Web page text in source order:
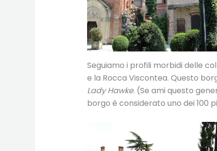
Seguiamo i profili morbidi delle
e la Rocca Viscontea. Questo
Lady Hawke. (Se ami questo
borgo è considerato uno dei 100